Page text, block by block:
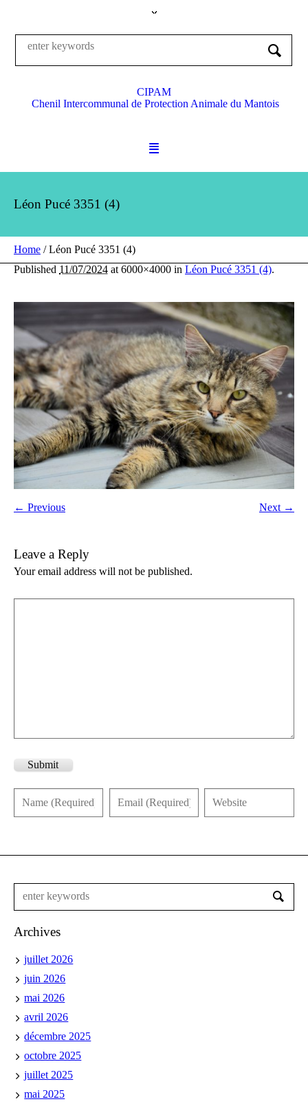
CIPAM
Chenil Intercommunal de Protection Animale du Mantois
Léon Pucé 3351 (4)
Home /Léon Pucé 3351 (4)
Published 11/07/2024 at 6000×4000 in Léon Pucé 3351 (4).
← Previous Next →
Leave a Reply
Your email address will not be published.
Submit
Archives
juillet 2026
juin 2026
mai 2026
avril 2026
décembre 2025
octobre 2025
juillet 2025
mai 2025